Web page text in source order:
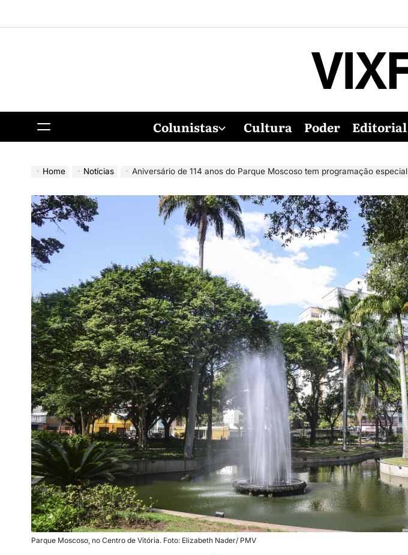
Colunistas Cultura Poder Editorial
Home Notícias Aniversário de 114 anos do Parque Moscoso tem programação especial em Vitória
Parque Moscoso, no Centro de Vitória. Foto: Elizabeth Nader/ PMV